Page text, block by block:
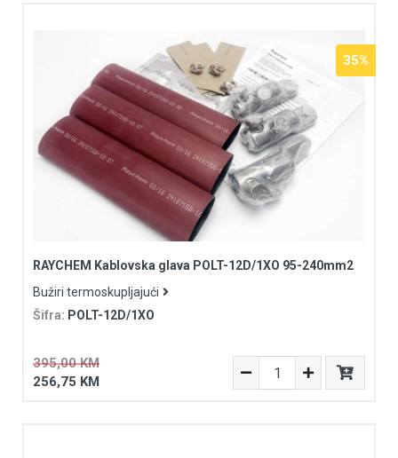
RAYCHEM Kablovska glava POLT-12D/1XO 95-240mm2
Bužiri termoskupljajući
Šifra: POLT-12D/1XO
395,00 KM
35%
256,75 KM